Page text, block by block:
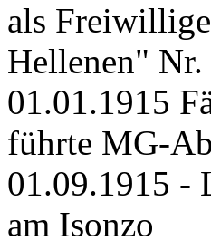
als
Hellenen"
01.01.1915
führte MG-
01.09.1915 -
am Isonzo